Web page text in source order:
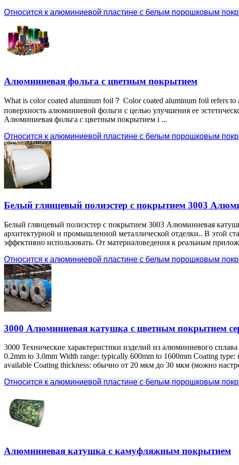
Относится к алюминиевой пластине с белым порошковым
Алюминиевая фольга с цветным покрытием
What is color coated aluminum foil？ Color coated aluminum foil refers
поверхность алюминиевой фольги с целью улучшения ее
Алюминиевая фольга с цветным покрытием i ...
Относится к алюминиевой пластине с белым порошковым
Белый глянцевый полиэстер с покрытием 3003
Белый глянцевый полиэстер с покрытием 3003 Алюминиевая
архитектурной и промышленной металлической отделки.. В этой
эффективно использовать. От материаловедения к реальным
Относится к алюминиевой пластине с белым порошковым
3000 Алюминиевая катушка с цветным покрытием
3000 Технические характеристики изделий из алюминиевого
0.2mm to 3.0mm Width range: typically 600mm to 1600mm Coating type:
available Coating thickness: обычно от 20 мкм до 30 мкм (можно
Относится к алюминиевой пластине с белым порошковым
Алюминиевая катушка с камуфляжным покрытием